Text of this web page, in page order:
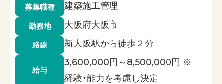
募集職種 建築施工管理
勤務地 大阪府大阪市
路線 新大阪駅から徒歩２分
給与
3,600,000円～8,500,000円 ※
経験・能力を考慮し決定